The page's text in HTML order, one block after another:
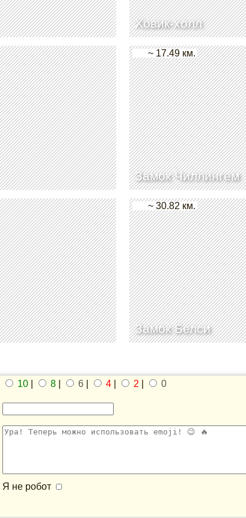
Ховик-холл
Замок Чиллингем
~ 17.49 км.
Замок Белси
~ 30.82 км.
10| 8| 6| 4| 2
0
Я не робот